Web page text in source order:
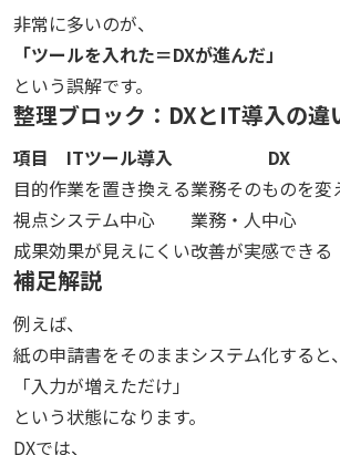
非常に多いのが、
「ツールを入れた＝DXが進んだ」
という誤解です。
整理ブロック：DXとIT導入の違
項目 ITツール導入
DX
目的作業を置き換える業務そのものを変
視点システム中心
業務・人中心
成果効果が見えにくい改善が実感できる
補足解説
例えば、
紙の申請書をそのままシステム化すると、
「入力が増えただけ」
という状態になります。
DXでは、